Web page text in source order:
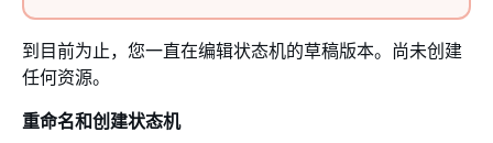
到目前为止，您一直在编辑状态机的草稿版本。尚未创建
任何资源。
重命名和创建状态机